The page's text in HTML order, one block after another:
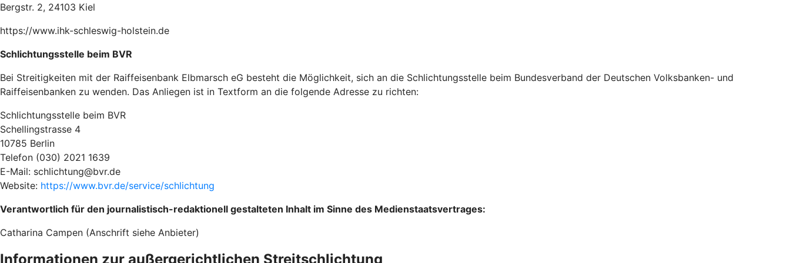
Bergstr. 2, 24103 Kiel
https://www.ihk-schleswig-holstein.de
Schlichtungsstelle beim BVR
Bei Streitigkeiten mit der Raiffeisenbank Elbmarsch eG besteht die Möglichkeit, sich an die Schlichtungsstelle beim Bundesverband der Deutschen Volksbanken- und
Raiffeisenbanken zu wenden. Das Anliegen ist in Textform an die folgende Adresse zu richten:
Schlichtungsstelle beim BVR
Schellingstrasse 4
10785 Berlin
Telefon (030) 2021 1639
E-Mail: schlichtung@bvr.de
Website: https://www.bvr.de/service/schlichtung
Verantwortlich für den journalistisch-redaktionell gestalteten Inhalt im Sinne des Medienstaatsvertrages:
Catharina Campen (Anschrift siehe Anbieter)
Informationen zur außergerichtlichen Streitschlichtung